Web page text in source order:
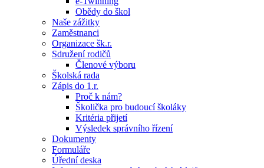
Obědy do škol
Naše zážitky
Zaměstnanci
Organizace šk.r.
Sdružení rodičů
Členové výboru
Školská rada
Zápis do 1.r.
Proč k nám?
Školička pro budoucí školáky
Kritéria přijetí
Výsledek správního řízení
Dokumenty
Formuláře
Úřední deska